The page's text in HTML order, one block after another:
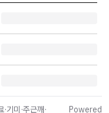
기미·주근깨· Powered